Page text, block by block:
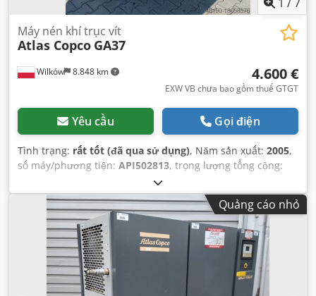
Wilków 8.848 km
Máy nén khí trục vít
Atlas Copco GA37
4.600 €
EXW VB chưa bao gồm thuế GTGT
Yêu cầu Gọi điện
Tình trạng: rất tốt (đã qua sử dụng), Năm sản xuất: 2005,
số máy/phương tiện: API502813, trọng lượng tổng cộng:
280,8 m³/giờ
13 thanh, loại làm mát:không khí, Thiết bị:Có sẵn biển
Quảng cáo nhỏ